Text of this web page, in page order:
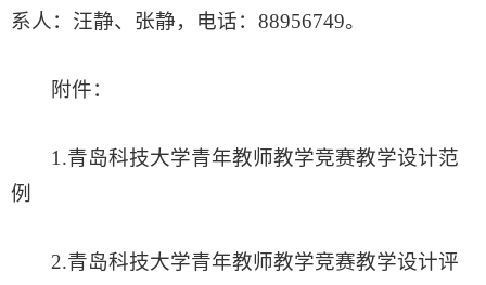
系人：汪静、张静，电话：88956749。
附件：
1.青岛科技大学青年教师教学竞赛教学设计范
例
2.青岛科技大学青年教师教学竞赛教学设计评